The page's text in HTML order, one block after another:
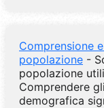
Comprensione
popolazione -
popolazione
Comprendere
demografica